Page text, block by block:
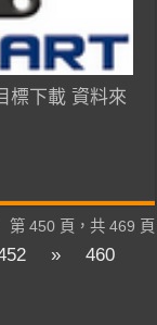
標下載 資料來
第 450 頁，共 469 頁
»
460